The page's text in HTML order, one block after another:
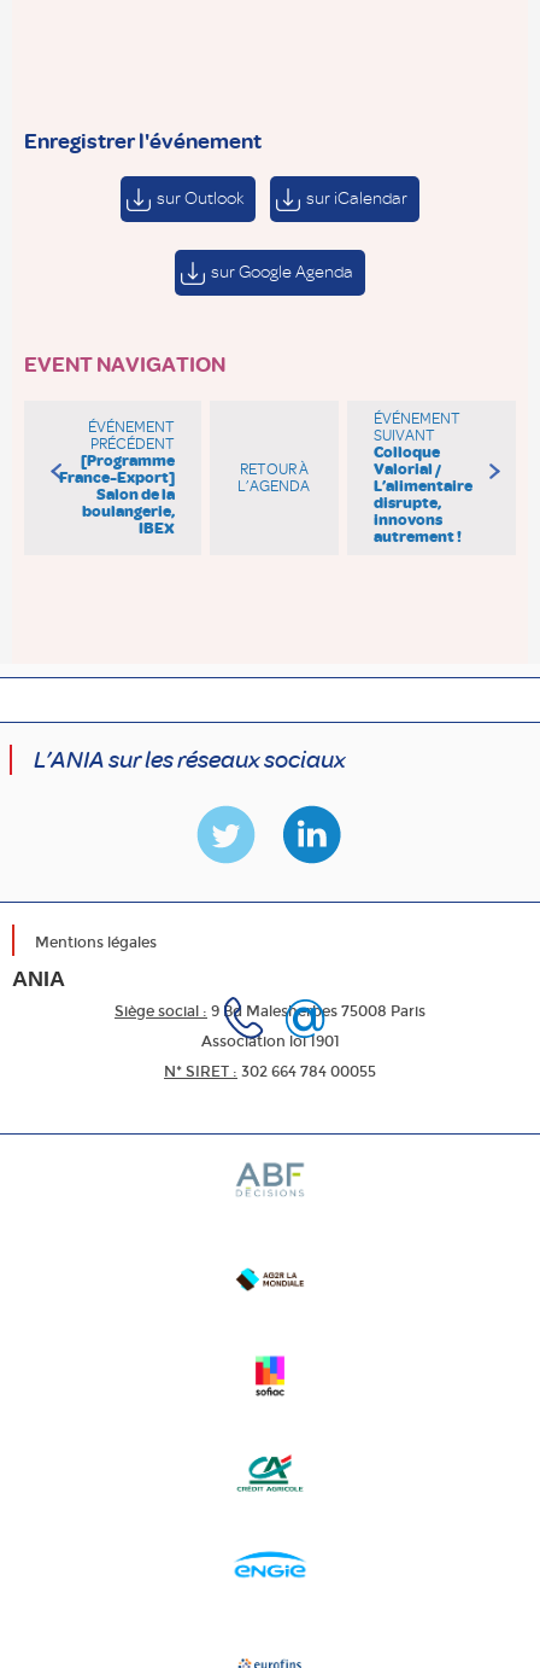
Enregistrer l'événement
sur Outlook sur iCalendar
sur Google Agenda
EVENT NAVIGATION
ÉVÉNEMENT
PRÉCÉDENT
[Programme
France-Export]
Salon de la
boulangerie,
IBEX
RETOUR À
L’AGENDA
ÉVÉNEMENT
SUIVANT
Colloque
Valorial /
L’alimentaire
disrupte,
innovons
autrement !
L’ANIA sur les réseaux sociaux
Mentions légales
ANIA
Siège social : 9 Bd Malesherbes 75008 Paris
Association loi 1901
N* SIRET : 302 664 784 00055